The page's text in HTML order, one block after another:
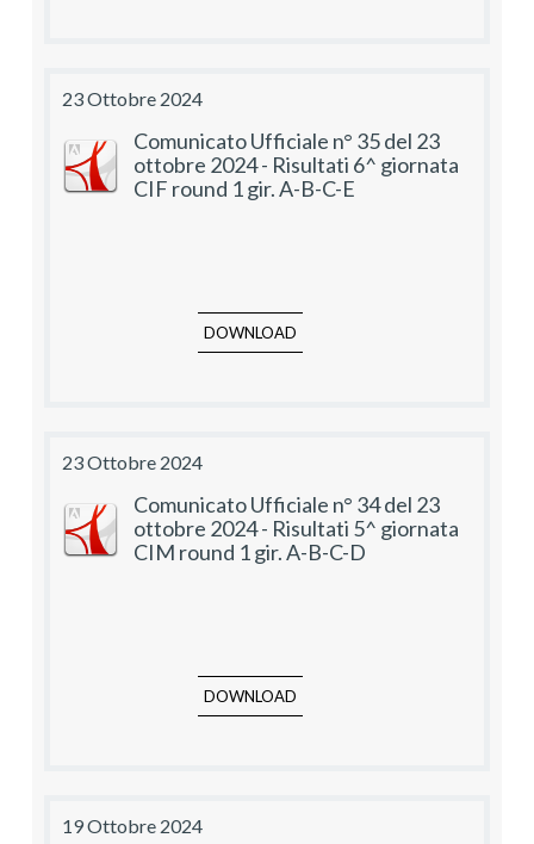
23 Ottobre 2024
Comunicato Ufficiale n° 35 del 23
ottobre 2024 - Risultati 6^ giornata
CIF round 1 gir. A-B-C-E
DOWNLOAD
23 Ottobre 2024
Comunicato Ufficiale n° 34 del 23
ottobre 2024 - Risultati 5^ giornata
CIM round 1 gir. A-B-C-D
DOWNLOAD
19 Ottobre 2024